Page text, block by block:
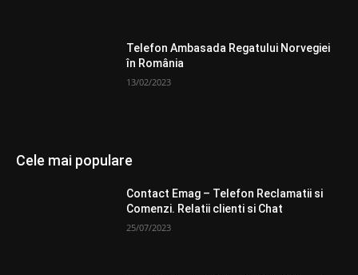
Telefon Ambasada Regatului Norvegiei
în România
13/02/2023
Cele mai populare
Contact Emag – Telefon Reclamatii si
Comenzi. Relatii clienti si Chat
25/07/2023